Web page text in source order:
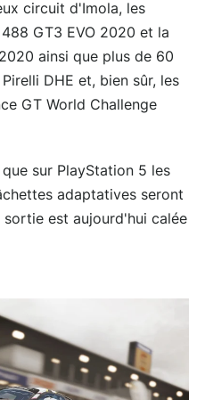
circuit d'Imola, les
GT3 EVO 2020 et la
ainsi que plus de 60
DHE et, bien sûr, les
GT World Challenge
sur PlayStation 5 les
adaptatives seront
est aujourd'hui calée